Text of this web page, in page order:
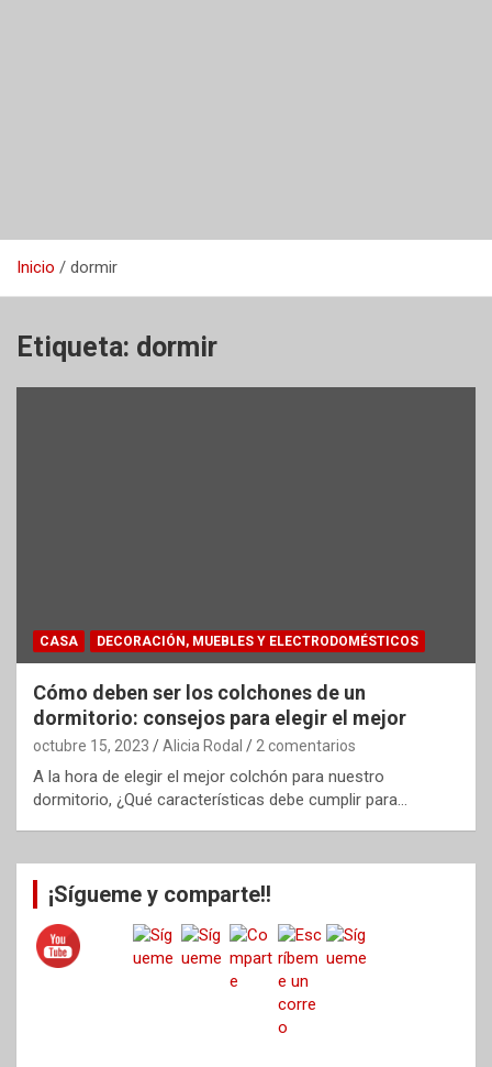
Inicio dormir
Etiqueta: dormir
CASA DECORACIÓN, MUEBLES Y ELECTRODOMÉSTICOS
Cómo deben ser los colchones de un
dormitorio: consejos para elegir el mejor
octubre 15, 2023 Alicia Rodal 2 comentarios
A la hora de elegir el mejor colchón para nuestro
dormitorio, ¿Qué características debe cumplir para…
¡Sígueme y comparte!!